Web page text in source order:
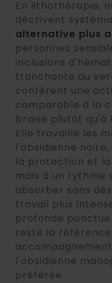
En lithothérapie,
décrivent
alternative plus
personnes
inclusions
tranchante du
confèrent une
comparable à la
braise plutôt qu'à
Elle travaille les
l'obsidienne
la protection et
mais à un rythme
absorber sans
travail plus
profonde
reste la référence
l'obsidienne
préférée.